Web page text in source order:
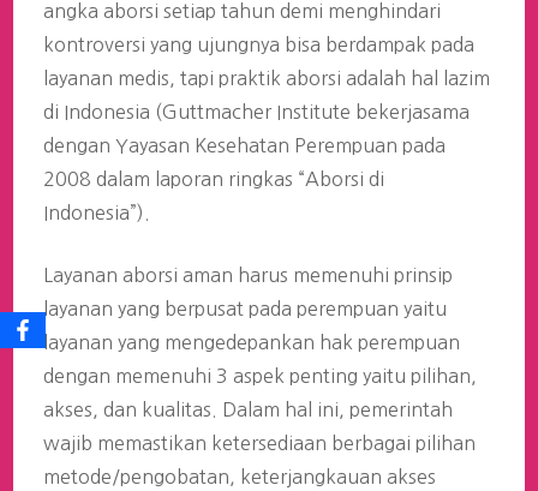
angka aborsi setiap tahun demi menghindari
kontroversi yang ujungnya bisa berdampak pada
layanan medis, tapi praktik aborsi adalah hal lazim
di Indonesia (Guttmacher Institute bekerjasama
dengan Yayasan Kesehatan Perempuan pada
2008 dalam laporan ringkas “Aborsi di
Indonesia”).
Layanan aborsi aman harus memenuhi prinsip
layanan yang berpusat pada perempuan yaitu
layanan yang mengedepankan hak perempuan
dengan memenuhi 3 aspek penting yaitu pilihan,
akses, dan kualitas. Dalam hal ini, pemerintah
wajib memastikan ketersediaan berbagai pilihan
metode/pengobatan, keterjangkauan akses